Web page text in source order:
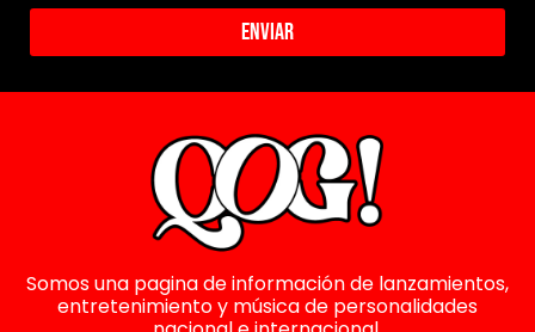
Enviar
Somos una pagina de información de lanzamientos,
entretenimiento y música de personalidades